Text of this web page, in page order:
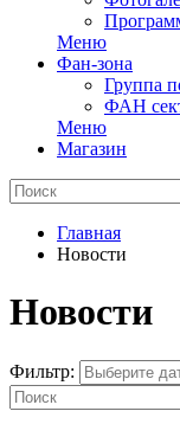
Меню
Фан-зона
Группа
ФАН
Меню
Магазин
Главная
Новости
Новости
Фильтр: